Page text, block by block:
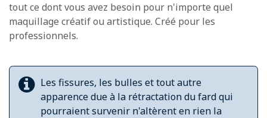
tout ce dont vous avez besoin pour n'importe quel
maquillage créatif ou artistique. Créé pour les
professionnels.
Les fissures, les bulles et tout autre
apparence due à la rétractation du fard qui
pourraient survenir n'altèrent en rien la